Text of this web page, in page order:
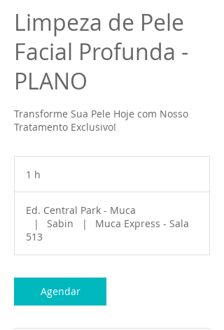
Limpeza de Pele
Facial Profunda -
PLANO
Transforme Sua Pele Hoje com Nosso
Tratamento Exclusivo!
1 h
Ed. Central Park - Muca
|
Sabin |
Muca Express - Sala
513
Agendar